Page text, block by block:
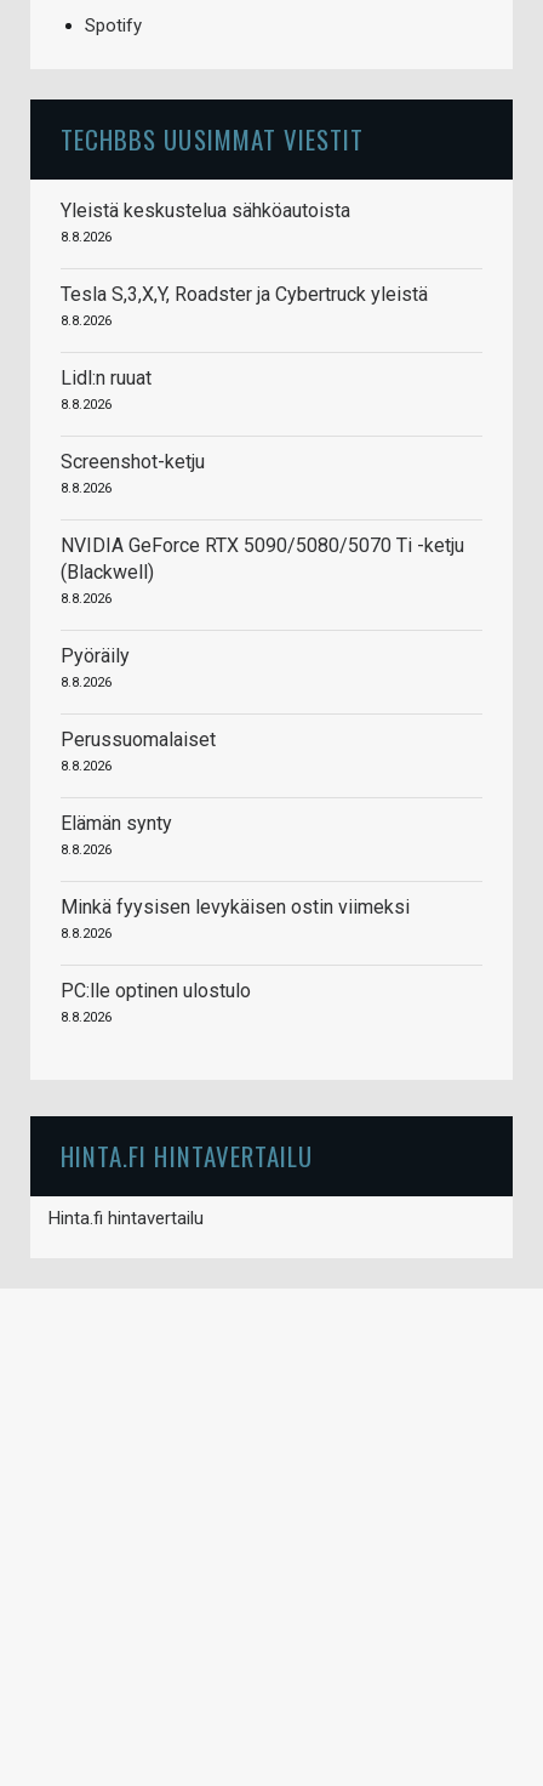
Spotify
TECHBBS UUSIMMAT VIESTIT
Yleistä keskustelua sähköautoista
8.8.2026
Tesla S,3,X,Y, Roadster ja Cybertruck yleistä
8.8.2026
Lidl:n ruuat
8.8.2026
Screenshot-ketju
8.8.2026
NVIDIA GeForce RTX 5090/5080/5070 Ti -ketju
(Blackwell)
8.8.2026
Pyöräily
8.8.2026
Perussuomalaiset
8.8.2026
Elämän synty
8.8.2026
Minkä fyysisen levykäisen ostin viimeksi
8.8.2026
PC:lle optinen ulostulo
8.8.2026
HINTA.FI HINTAVERTAILU
Hinta.fi hintavertailu